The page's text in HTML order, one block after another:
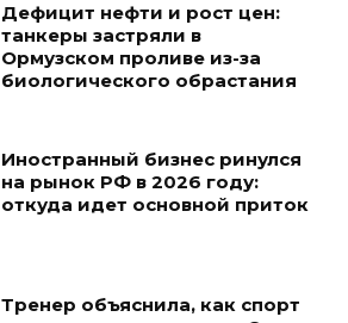
Дефицит нефти и рост цен:
танкеры застряли в
Ормузском проливе из-за
биологического обрастания
Иностранный бизнес ринулся
на рынок РФ в 2026 году:
откуда идет основной приток
Тренер объяснила, как спорт